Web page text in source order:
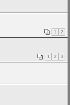
1 2
1 2 3